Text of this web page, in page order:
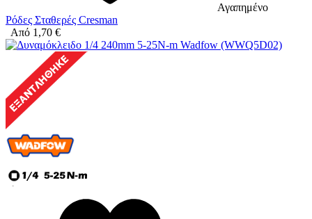
Αγαπημένο
Ρόδες Σταθερές Cresman
Από 1,70 €